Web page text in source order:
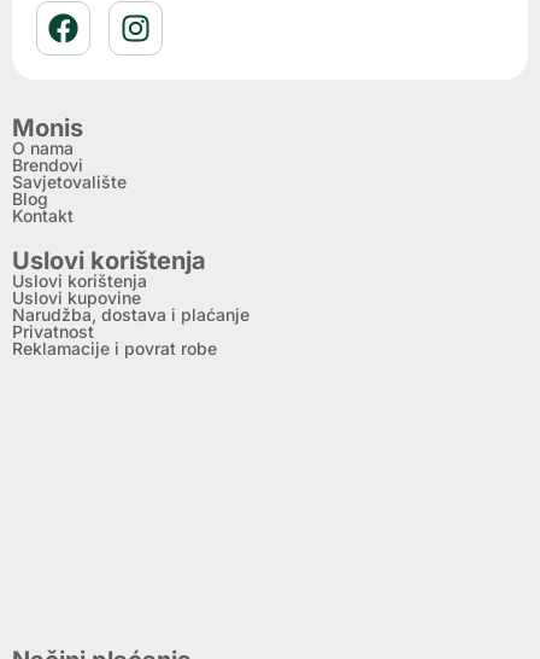
Monis
O nama
Brendovi
Savjetovalište
Blog
Kontakt
Uslovi korištenja
Uslovi korištenja
Uslovi kupovine
Narudžba, dostava i plaćanje
Privatnost
Reklamacije i povrat robe